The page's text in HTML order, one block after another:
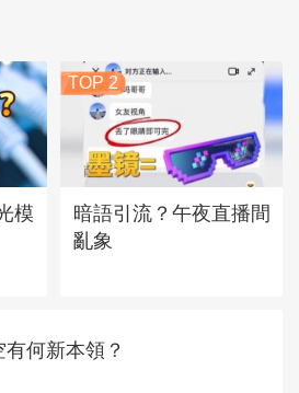
模
TOP 2
暗語引流？午夜直播間
亂象
有何新本領？